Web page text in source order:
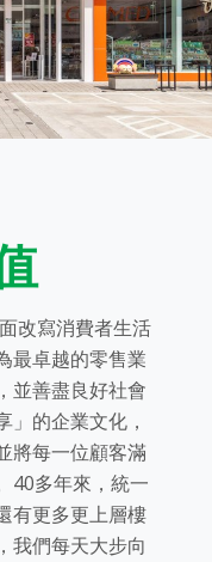
改寫消費者生活
最卓越的零售業
並善盡良好社會
的企業文化，
將每一位顧客滿
40多年來，統一
有更多更上層樓
我們每天大步向